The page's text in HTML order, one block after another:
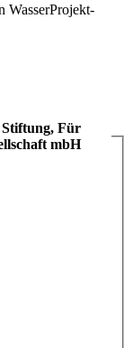
WasserProjekt-
Stiftung, Für
mbH